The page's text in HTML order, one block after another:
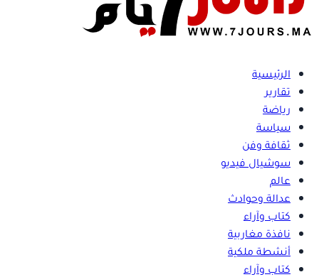
الرئيسية
تقارير
رياضة
سياسة
ثقافة وفن
سوشيال فيديو
عالم
عدالة وحوادث
كتاب وآراء
نافذة مغاربية
أنشطة ملكية
كتاب وآراء